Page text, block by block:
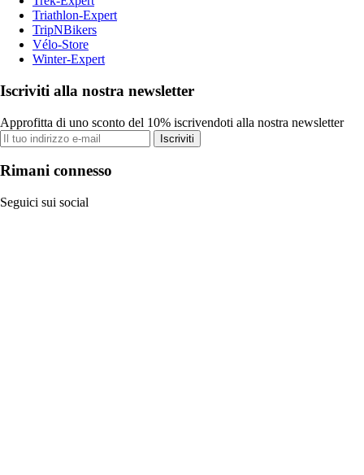
Triathlon-Expert
TripNBikers
Vélo-Store
Winter-Expert
Iscriviti alla nostra newsletter
Approfitta di uno sconto del 10% iscrivendoti alla nostra newsletter
Iscriviti
Rimani connesso
Seguici sui social